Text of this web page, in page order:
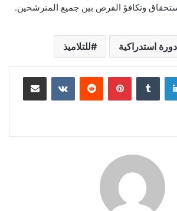
وتكافؤ الفرص بين جميع المترشحين.
دورة استدراكية للتلاميذ
لينكدإن بينتيريست مشاركة عبر البريد